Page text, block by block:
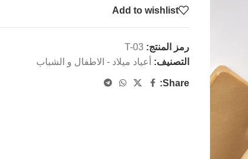
Add to wishlist
رمز المنتج: T-03
التصنيف:
أعياد ميلاد - الاطفال و الشباب
Share: